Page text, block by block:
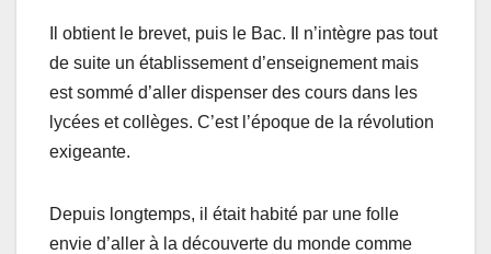
Il obtient le brevet, puis le Bac. Il n’intègre pas tout
de suite un établissement d’enseignement mais
est sommé d’aller dispenser des cours dans les
lycées et collèges. C’est l’époque de la révolution
exigeante.
Depuis longtemps, il était habité par une folle
envie d’aller à la découverte du monde comme